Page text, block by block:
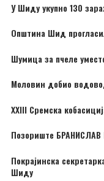
У Шиду укупно 130
Општина Шид
Шумица за пчеле
Моловин добио
XXIII Сремска
Позориште
Покрајинска
Шиду